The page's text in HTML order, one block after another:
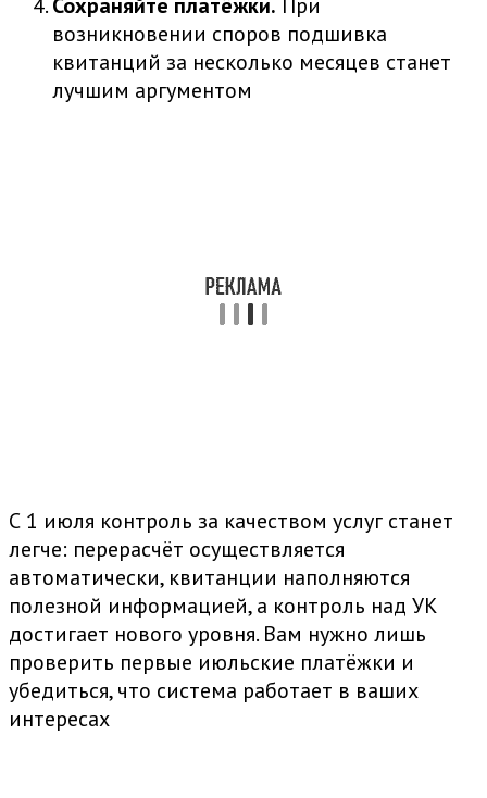
возникновении споров подшивка
квитанций за несколько месяцев станет
лучшим аргументом
С 1 июля контроль за качеством услуг станет
легче: перерасчёт осуществляется
автоматически, квитанции наполняются
полезной информацией, а контроль над УК
достигает нового уровня. Вам нужно лишь
проверить первые июльские платёжки и
убедиться, что система работает в ваших
интересах